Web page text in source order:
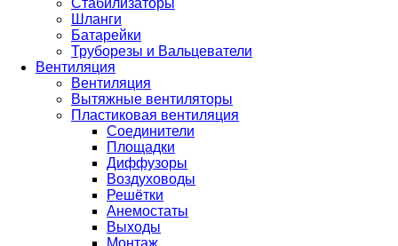
Стабилизаторы
Шланги
Батарейки
Труборезы и Вальцеватели
Вентиляция
Вентиляция
Вытяжные вентиляторы
Пластиковая вентиляция
Соединители
Площадки
Диффузоры
Воздуховоды
Решётки
Анемостаты
Выходы